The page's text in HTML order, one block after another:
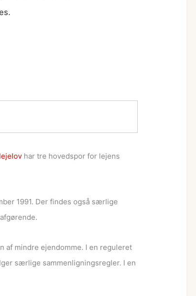
lejelov har tre hovedspor for lejens
1991. Der findes også særlige
af mindre ejendomme. I en reguleret
særlige sammenligningsregler. I en